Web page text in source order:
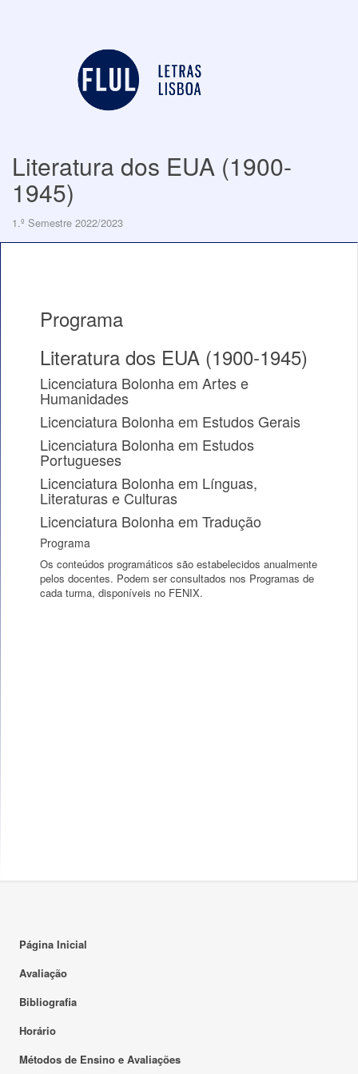
Literatura dos EUA (1900-
1945)
1.º Semestre 2022/2023
Programa
Literatura dos EUA (1900-1945)
Licenciatura Bolonha em Artes e
Humanidades
Licenciatura Bolonha em Estudos Gerais
Licenciatura Bolonha em Estudos
Portugueses
Licenciatura Bolonha em Línguas,
Literaturas e Culturas
Licenciatura Bolonha em Tradução
Programa
Os conteúdos programáticos são estabelecidos anualmente
pelos docentes. Podem ser consultados nos Programas de
cada turma, disponíveis no FENIX.
Página Inicial
Avaliação
Bibliografia
Horário
Métodos de Ensino e Avaliações